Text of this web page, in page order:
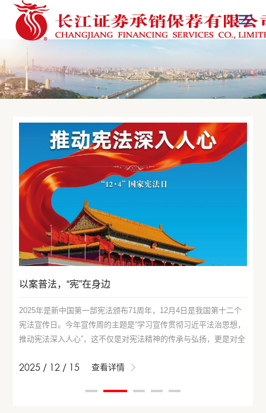
以案普法，“宪”在身边
2025年是新中国第一部宪法颁布71周年，12月4日是我国第十二个
宪法宣传日。今年宣传周的主题是“学习宣传贯彻习近平法治思想，
推动宪法深入人心”，这不仅是对宪法精神的传承与弘扬，更是对全
司合规管理部通过裁判文书网精选了以《宪法》为裁判依据的
2025 / 12 / 15 查看详情